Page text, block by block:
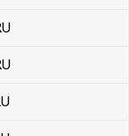
uguiyas mauritanos